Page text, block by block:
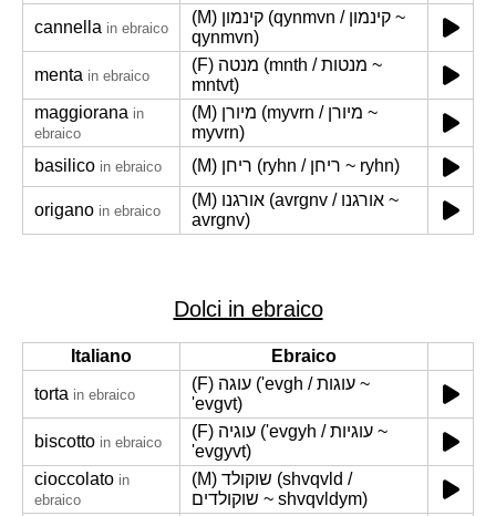
cannella in ebraico
(M) קינמון (qynmvn / קינמון ~
qynmvn)
menta in ebraico
(F) מנטה (mnth / מנטות ~
mntvt)
maggiorana in
ebraico
(M) מיורן (myvrn / מיורן ~
myvrn)
basilico in ebraico (M) ריחן (ryhn / ריחן ~ ryhn)
origano in ebraico
(M) אורגנו (avrgnv / אורגנו ~
avrgnv)
Dolci in ebraico
Italiano
Ebraico
torta in ebraico
(F) עוגה ('evgh / עוגות ~
'evgvt)
biscotto in ebraico
(F) עוגיה ('evgyh / עוגיות ~
'evgyvt)
cioccolato in
ebraico
(M) שוקולד (shvqvld /
שוקולדים ~ shvqvldym)